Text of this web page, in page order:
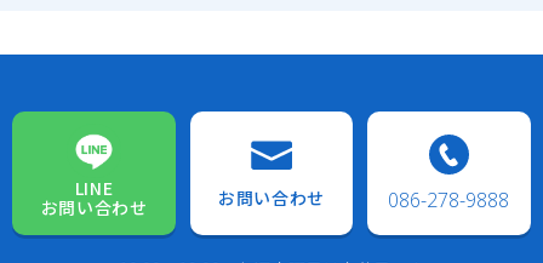
LINE
お問い合わせ
お問い合わせ 086-278-9888